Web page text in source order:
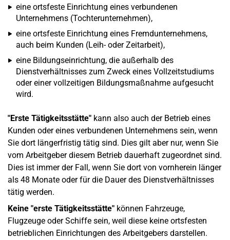
eine ortsfeste Einrichtung eines verbundenen
Unternehmens (Tochterunternehmen),
eine ortsfeste Einrichtung eines Fremdunternehmens,
auch beim Kunden (Leih- oder Zeitarbeit),
eine Bildungseinrichtung, die außerhalb des
Dienstverhältnisses zum Zweck eines Vollzeitstudiums
oder einer vollzeitigen Bildungsmaßnahme aufgesucht
wird.
"Erste Tätigkeitsstätte" kann also auch der Betrieb eines
Kunden oder eines verbundenen Unternehmens sein, wenn
Sie dort längerfristig tätig sind. Dies gilt aber nur, wenn Sie
vom Arbeitgeber diesem Betrieb dauerhaft zugeordnet sind.
Dies ist immer der Fall, wenn Sie dort von vornherein länger
als 48 Monate oder für die Dauer des Dienstverhältnisses
tätig werden.
Keine "erste Tätigkeitsstätte" können Fahrzeuge,
Flugzeuge oder Schiffe sein, weil diese keine ortsfesten
betrieblichen Einrichtungen des Arbeitgebers darstellen.